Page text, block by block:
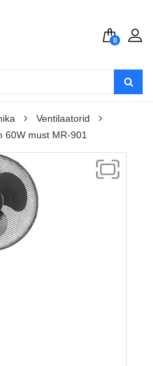
0
Ventilaatorid
60W must MR-901